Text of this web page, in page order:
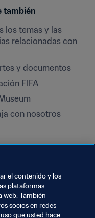
también
los temas y las
relacionadas con
y documentos
FIFA
con nosotros
el contenido y los
plataformas
web. También
socios en redes
que usted hace